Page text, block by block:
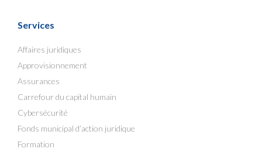
Services
Affaires juridiques
Approvisionnement
Assurances
Carrefour du capital humain
Cybersécurité
Fonds municipal d’action juridique
Formation